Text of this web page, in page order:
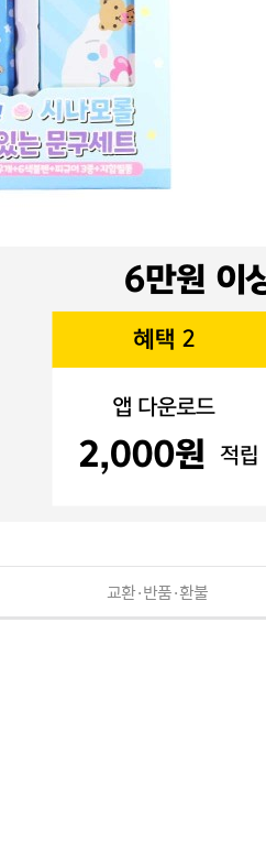
교환·반품·환불